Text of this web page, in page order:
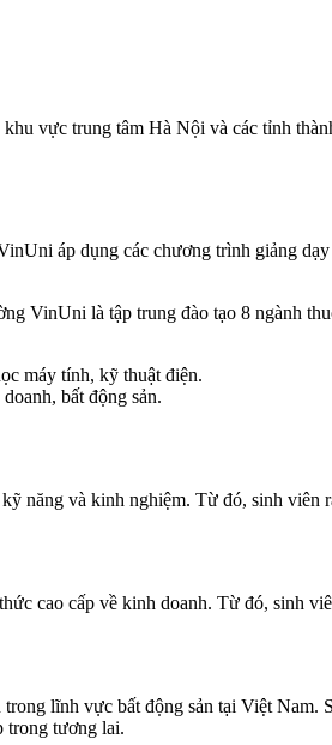
vực trung tâm Hà Nội và các tỉnh
áp dụng các chương trình giảng
VinUni là tập trung đào tạo 8 ngành
máy tính, kỹ thuật điện.
bất động sản.
năng và kinh nghiệm. Từ đó, sinh
cao cấp về kinh doanh. Từ đó, sinh
lĩnh vực bất động sản tại Việt
trong tương lai.